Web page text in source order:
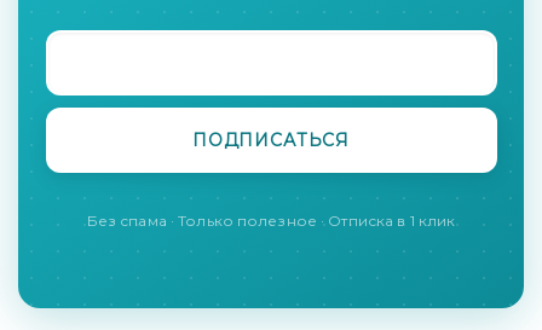
Без спама · Только полезное · Отписка в 1 клик